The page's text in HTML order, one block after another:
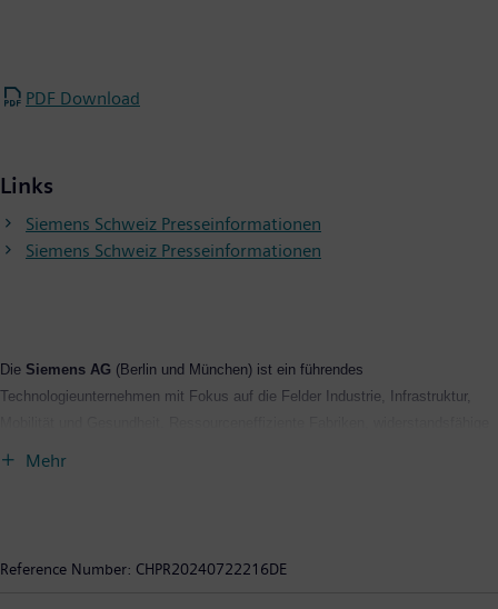
PDF Download
Links
Siemens Schweiz Presseinformationen
Siemens Schweiz Presseinformationen
Die Siemens AG (Berlin und München) ist ein führendes
Technologieunternehmen mit Fokus auf die Felder Industrie, Infrastruktur,
Mehr
Reference Number: CHPR20240722216DE